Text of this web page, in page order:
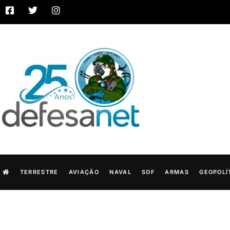
TERRESTRE AVIAÇÃO NAVAL SOF ARMAS